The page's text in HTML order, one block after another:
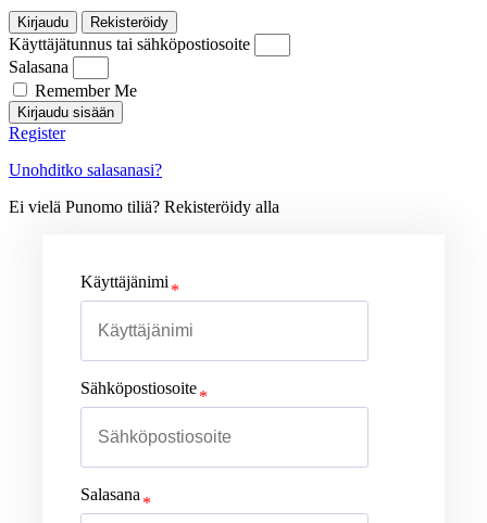
Kirjaudu Rekisteröidy
Käyttäjätunnus tai sähköpostiosoite
Salasana
Remember Me
Kirjaudu sisään
Register
Unohditko salasanasi?
Ei vielä Punomo tiliä? Rekisteröidy alla
Käyttäjänimi
Sähköpostiosoite
Salasana